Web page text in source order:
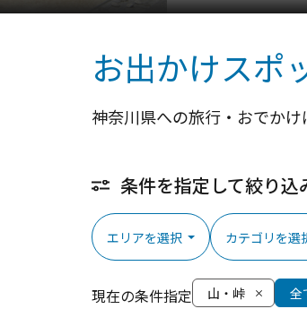
お出かけスポ
神奈川県への旅行・おでかけ
条件を指定して絞り込
エリアを選択 カテゴリを選
現在の条件指定 山・峠 全